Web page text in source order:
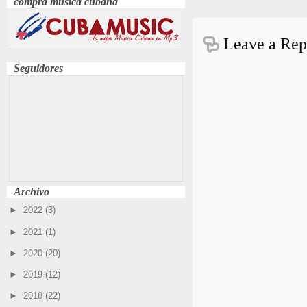
Seguidores
Archivo
► 2022 (3)
► 2021 (1)
► 2020 (20)
► 2019 (12)
► 2018 (22)
Leave a